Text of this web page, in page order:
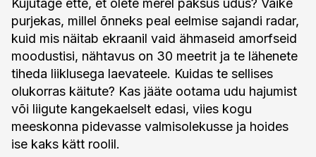
Kujutage ette, et olete merel paksus udus? Väike
purjekas, millel õnneks peal eelmise sajandi radar,
kuid mis näitab ekraanil vaid ähmaseid amorfseid
moodustisi, nähtavus on 30 meetrit ja te lähenete
tiheda liiklusega laevateele. Kuidas te sellises
olukorras käitute? Kas jääte ootama udu hajumist
või liigute kangekaelselt edasi, viies kogu
meeskonna pidevasse valmisolekusse ja hoides
ise kaks kätt roolil.